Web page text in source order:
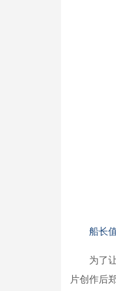
船长
为了
片创作后